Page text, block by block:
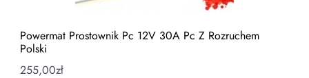
Powermat Prostownik Pc 12V 30A Pc Z Rozruchem
Polski
255,00zł